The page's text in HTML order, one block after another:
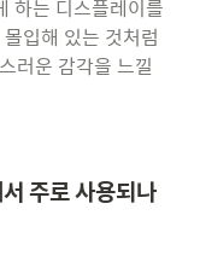
하는 디스플레이를
입해 있는 것처럼
러운 감각을 느낄
주로 사용되나